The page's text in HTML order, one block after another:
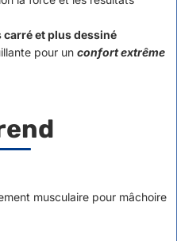
carré et plus dessiné
pour un confort extrême
musculaire pour mâchoire